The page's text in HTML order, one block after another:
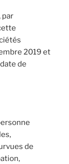
par
2019 et
de
de